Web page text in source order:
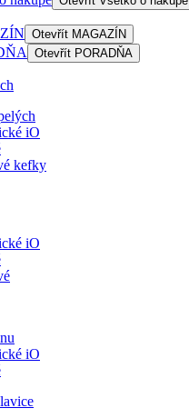
Otevřít MAGAZÍN
Otevřít PORADŇA
iO
kefky
iO
iO